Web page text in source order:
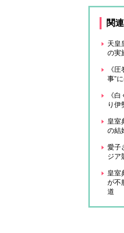
関
天皇
の実
《
事”
《
り伊
皇室
の結
愛子
ジア
皇室
が不
道